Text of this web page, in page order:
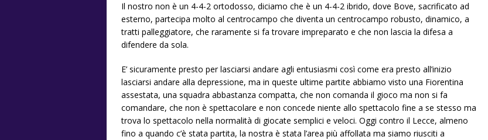
Il nostro non è un 4-4-2 ortodosso, diciamo che è un 4-4-2 ibrido, dove Bove, sacrificato ad
esterno, partecipa molto al centrocampo che diventa un centrocampo robusto, dinamico, a
tratti palleggiatore, che raramente si fa trovare impreparato e che non lascia la difesa a
difendere da sola.
E’ sicuramente presto per lasciarsi andare agli entusiasmi così come era presto all’inizio
lasciarsi andare alla depressione, ma in queste ultime partite abbiamo visto una Fiorentina
assestata, una squadra abbastanza compatta, che non comanda il gioco ma non si fa
comandare, che non è spettacolare e non concede niente allo spettacolo fine a se stesso ma
trova lo spettacolo nella normalità di giocate semplici e veloci. Oggi contro il Lecce, almeno
fino a quando c’è stata partita, la nostra è stata l’area più affollata ma siamo riusciti a